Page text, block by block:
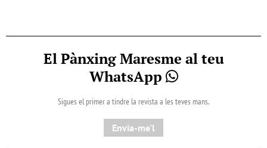
El Pànxing Maresme al teu
WhatsApp
Sigues el primer a tindre la revista a les teves mans.
Envia-me'l